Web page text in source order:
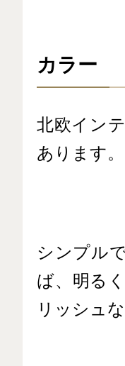
カラー
北欧イン
あります。
シンプル
ば、明る
リッシュ